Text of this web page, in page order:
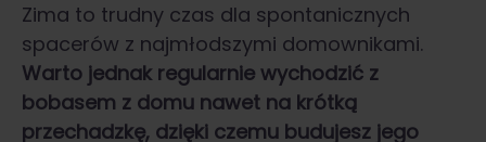
Zima to trudny czas dla spontanicznych
spacerów z najmłodszymi domownikami.
Warto jednak regularnie wychodzić z
bobasem z domu nawet na krótką
przechadzkę, dzięki czemu budujesz jego